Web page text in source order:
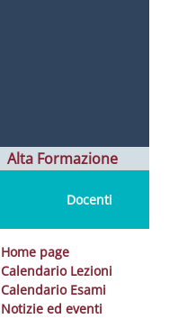
Alta Formazione
Docenti
Home page
Calendario Lezioni
Calendario Esami
Notizie ed eventi